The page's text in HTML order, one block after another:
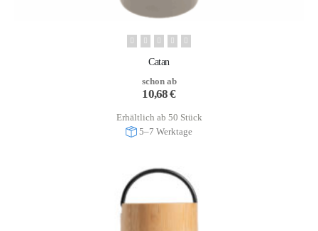
Catan
schon ab
10,68€
Erhältlich ab 50 Stück
5–7 Werktage